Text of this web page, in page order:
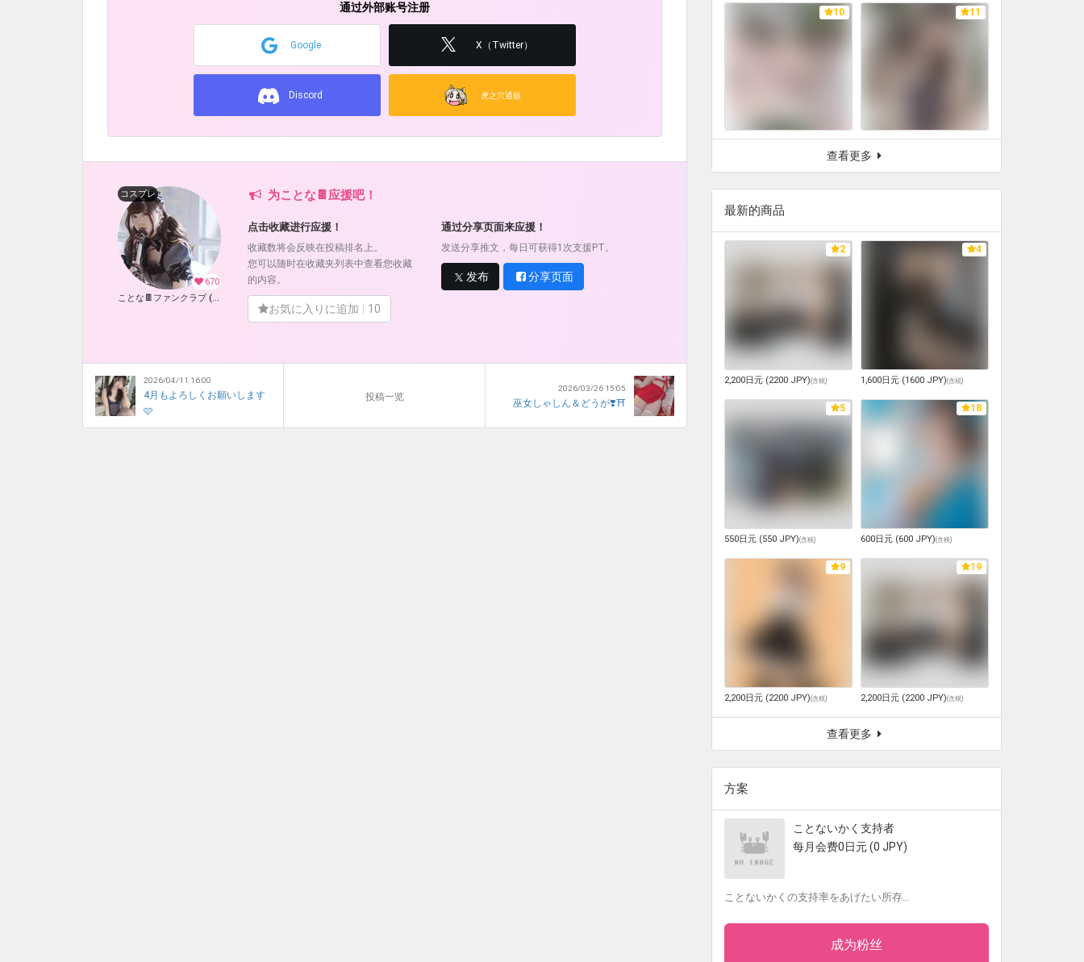
通过外部账号注册
Google X（Twitter）
Discord 虎之穴通贩
670
コスプレ
ことな🍫ファンクラブ (ことな🍫)
为ことな🍫应援吧！
点击收藏进行应援！
收藏数将会反映在投稿排名上。
您可以随时在收藏夹列表中查看您收藏
的内容。
お気に入りに追加 10
通过分享页面来应援！
发送分享推文，每日可获得1次支援PT。
发布 分享页面
2026/04/11 16:00
4月もよろしくお願いします
🩷
投稿一览
2026/03/26 15:05
巫女しゃしん＆どうが❣️⛩️
10 11
查看更多
最新的商品
2
2,200日元 (2200 JPY)(含税)
4
1,600日元 (1600 JPY)(含税)
5
550日元 (550 JPY)(含税)
18
600日元 (600 JPY)(含税)
9
2,200日元 (2200 JPY)(含税)
19
2,200日元 (2200 JPY)(含税)
查看更多
方案
ことないかく支持者
每月会费0日元 (0 JPY)
ことないかくの支持率をあげたい所存…
成为粉丝